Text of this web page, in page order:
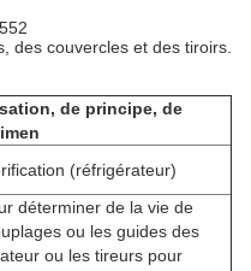
des couvercles et des tiroirs.
de principe, de
(réfrigérateur)
déterminer de la vie de
ou les guides des
ou les tireurs pour